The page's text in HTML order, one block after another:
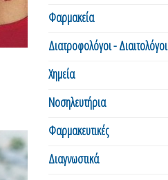
Φαρμακεία
Διατροφολόγοι - Διαιτολόγοι
Χημεία
Νοσηλευτήρια
Φαρμακευτικές
Διαγνωστικά